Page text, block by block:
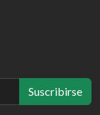
Suscribirse